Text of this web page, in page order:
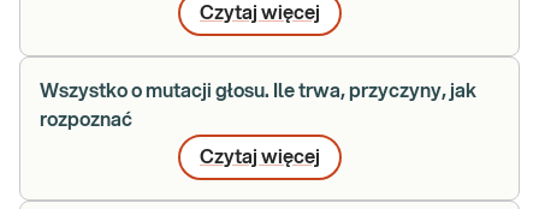
Czytaj więcej
Wszystko o mutacji głosu. Ile trwa, przyczyny, jak
rozpoznać
Czytaj więcej